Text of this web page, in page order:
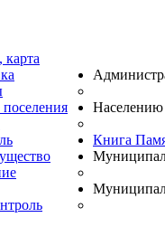
карта
Населению
Книга